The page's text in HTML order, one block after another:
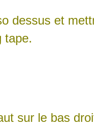
dessus et
tape.
sur le bas